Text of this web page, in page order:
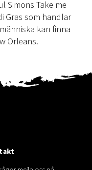
Simons Take me
Gras som handlar
kan finna
Orleans.